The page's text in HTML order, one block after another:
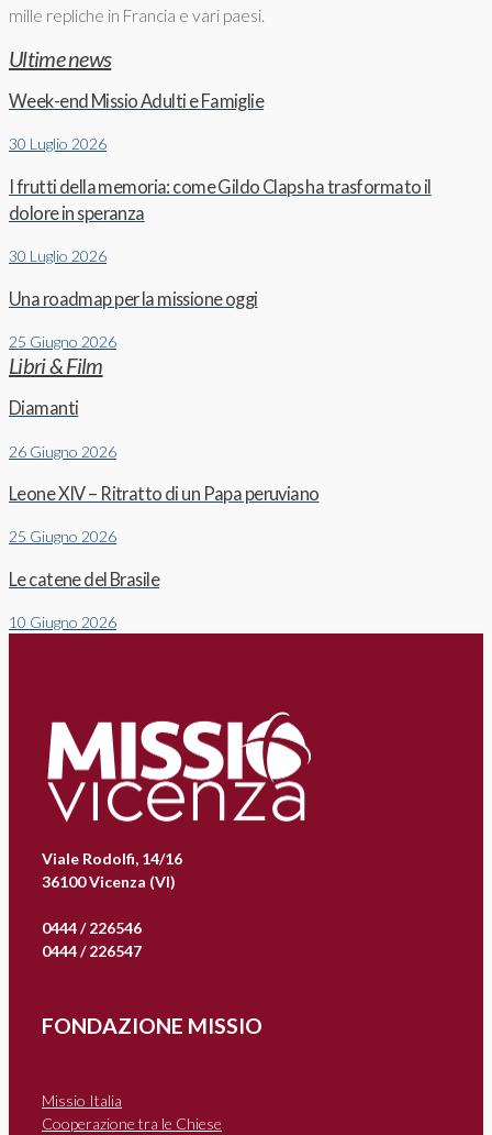
mille repliche in Francia e vari paesi.
Ultime news
Week-end Missio Adulti e Famiglie
30 Luglio 2026
I frutti della memoria: come Gildo Claps ha trasformato il
dolore in speranza
30 Luglio 2026
Una roadmap per la missione oggi
25 Giugno 2026
Libri & Film
Diamanti
26 Giugno 2026
Leone XIV – Ritratto di un Papa peruviano
25 Giugno 2026
Le catene del Brasile
10 Giugno 2026
Viale Rodolfi, 14/16
36100 Vicenza (VI)
0444 / 226546
0444 / 226547
FONDAZIONE MISSIO
Missio Italia
Cooperazione tra le Chiese